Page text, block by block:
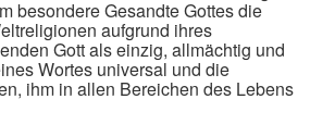
besondere Gesandte Gottes die
aufgrund ihres
Gott als einzig, allmächtig und
Wortes universal und die
ihm in allen Bereichen des Lebens